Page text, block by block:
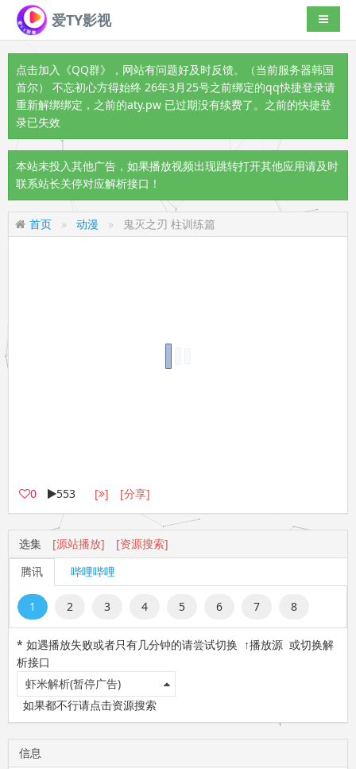
爱TY影视 导航切
点击加入《QQ群》
，网站有问题好及时反馈。（当前服务器韩国
首尔） 不忘初心方得始终 26年3月25号之前绑定的qq快捷登录请
重新解绑绑定，之前的aty.pw 已过期没有续费了。之前的快捷登
录已失效
本站未投入其他广告，如果播放视频出现跳转打开其他应用请及时
联系站长关停对应解析接口！
首页 动漫 鬼灭之刃 柱训练篇
0 553 [ ] [分享]
选集 [源站播放]
[资源搜索]
腾讯
哔哩哔哩
1 2 3 4 5 6 7 8
* 如遇播放失败或者只有几分钟的请尝试切换 ↑播放源 或切换解
析接口
虾米解析(暂停广告)
如果都不行请点击资源搜索
信息